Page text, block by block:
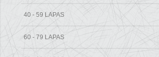
40 - 59 LAPAS
60 - 79 LAPAS